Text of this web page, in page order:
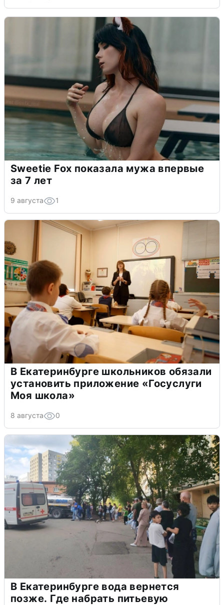
Sweetie Fox показала мужа впервые
за 7 лет
9 августа 1
В Екатеринбурге школьников обязали
установить приложение «Госуслуги
Моя школа»
8 августа 0
В Екатеринбурге вода вернется
позже. Где набрать питьевую